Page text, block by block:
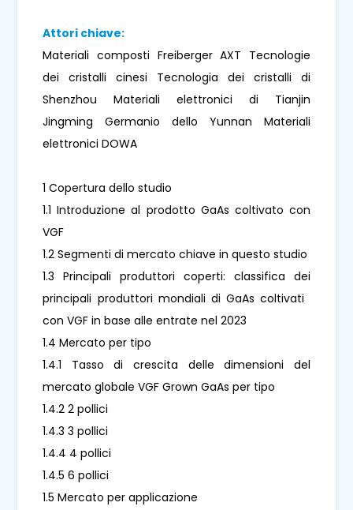
Attori chiave:
Materiali composti Freiberger AXT Tecnologie
dei cristalli cinesi Tecnologia dei cristalli di
Shenzhou Materiali elettronici di Tianjin
Jingming Germanio dello Yunnan Materiali
elettronici DOWA
1 Copertura dello studio
1.1 Introduzione al prodotto GaAs coltivato con
VGF
1.2 Segmenti di mercato chiave in questo studio
1.3 Principali produttori coperti: classifica dei
principali produttori mondiali di GaAs coltivati ​​
con VGF in base alle entrate nel 2023
1.4 Mercato per tipo
1.4.1 Tasso di crescita delle dimensioni del
mercato globale VGF Grown GaAs per tipo
1.4.2 2 pollici
1.4.3 3 pollici
1.4.4 4 pollici
1.4.5 6 pollici
1.5 Mercato per applicazione